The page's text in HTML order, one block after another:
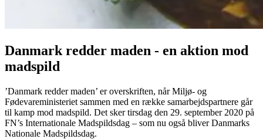
Danmark redder maden - en aktion mod
madspild
’Danmark redder maden’ er overskriften, når Miljø- og
Fødevareministeriet sammen med en række samarbejdspartnere går
til kamp mod madspild. Det sker tirsdag den 29. september 2020 på
FN’s Internationale Madspildsdag – som nu også bliver Danmarks
Nationale Madspildsdag.